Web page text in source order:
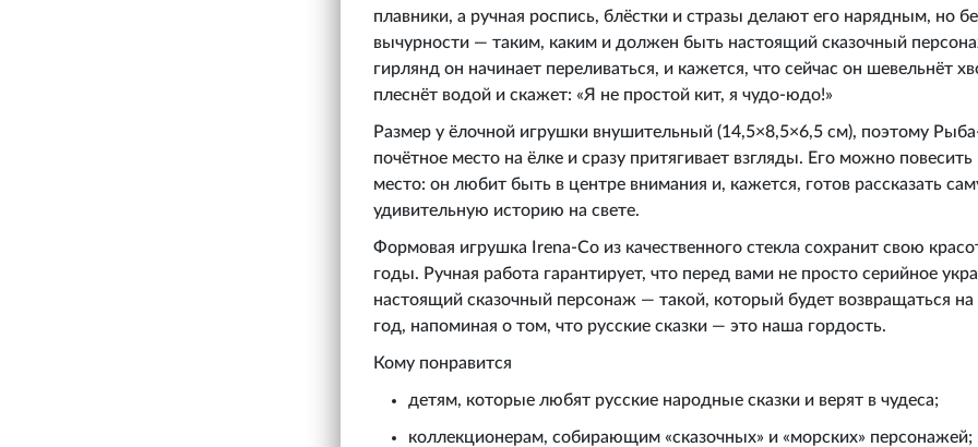
плавники, а ручная роспись, блёстки и стразы делают его нарядным, но
вычурности — таким, каким и должен быть настоящий сказочный
гирлянд он начинает переливаться, и кажется, что сейчас он шевельнёт
плеснёт водой и скажет: «Я не простой кит, я чудо-юдо!»
Размер у ёлочной игрушки внушительный (14,5×8,5×6,5 см), поэтому
почётное место на ёлке и сразу притягивает взгляды. Его можно
место: он любит быть в центре внимания и, кажется, готов рассказать
удивительную историю на свете.
Формовая игрушка Irena-Co из качественного стекла сохранит свою
годы. Ручная работа гарантирует, что перед вами не просто серийное
настоящий сказочный персонаж — такой, который будет возвращаться на
год, напоминая о том, что русские сказки — это наша гордость.
Кому понравится
детям, которые любят русские народные сказки и верят в чудеса;
коллекционерам, собирающим «сказочных» и «морских» персонажей;